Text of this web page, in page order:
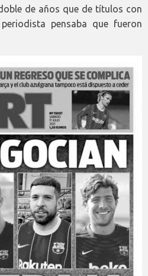
de años que de títulos con
pensaba que fueron